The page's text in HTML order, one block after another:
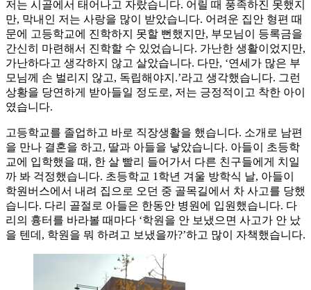
저는 시골에서 태어나고 자랐습니다. 어릴 때 풍족하진 못했지
만, 막내인 저는 사랑을 많이 받았습니다. 어려운 집안 형편 때
문에 고등학교에 진학하지 못할 뻔했지만, 부모님이 등록금을
간신히 마련해서 진학할 수 있었습니다. 가난한 생활이었지만,
가난하다고 생각하지 않고 살았습니다. 다만, ‘연세가 많은 부
모님께 손 벌리지 않고, 독립해야지.’라고 생각했습니다. 그런
상황을 당연하게 받아들일 정도로, 저는 긍정적이고 착한 아이
였습니다.
고등학교를 졸업하고 바로 직장생활을 했습니다. 소개로 남편
을 만나 결혼을 하고, 딸과 아들을 낳았습니다. 아들이 초등학
교에 입학했을 때, 한 살 빨리 들어가서 다른 친구들에게 치일
까 봐 걱정했습니다. 초등학교 1학년 겨울 방학식 날, 아들이
학원버스에서 내려 집으로 오던 중 골목길에서 차 사고를 당했
습니다. 다리 골절로 아들은 한동안 병원에 입원했습니다. 다
리의 흉터를 바라볼 때마다 ‘학원을 안 보냈으면 사고가 안 났
을 텐데, 학원을 뭐 하려고 보냈을까?’하고 많이 자책했습니다.